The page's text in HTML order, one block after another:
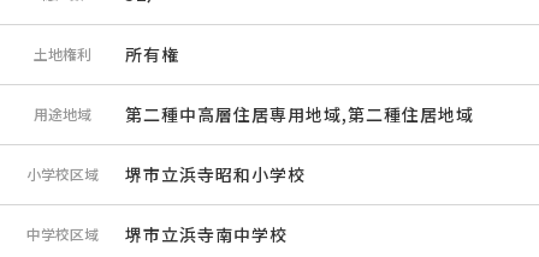
土地権利 所有権
用途地域 第二種中高層住居専用地域,第二種住居地域
小学校区域 堺市立浜寺昭和小学校
中学校区域 堺市立浜寺南中学校